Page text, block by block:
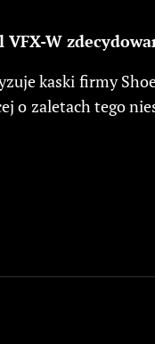
W
kaski firmy
zaletach tego